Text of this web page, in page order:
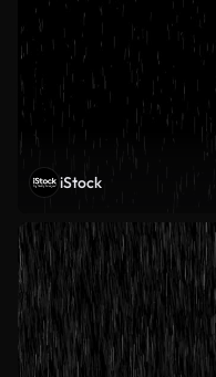
iStock